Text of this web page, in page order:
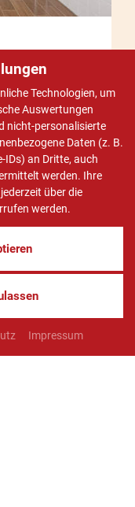
Technologien, um
Auswertungen
nicht-personalisierte
Daten (z. B.
IDs) an Dritte, auch
werden. Ihre
über die
werden.
Impressum
BUCHEN
€ 249,-
€ 309,-